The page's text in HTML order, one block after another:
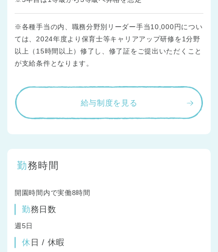
※各種手当の内、職務分野別リーダー手当10,000円につい
ては、2024年度より保育士等キャリアアップ研修を1分野
以上（15時間以上）修了し、修了証をご提出いただくこと
が支給条件となります。
給与制度を見る
勤務時間
開園時間内で実働8時間
勤務日数
週5日
休日 / 休暇